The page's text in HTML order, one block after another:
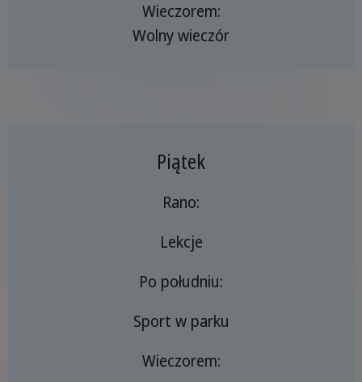
Wieczorem:
Wolny wieczór
Piątek
Rano:
Lekcje
Po południu:
Sport w parku
Wieczorem: